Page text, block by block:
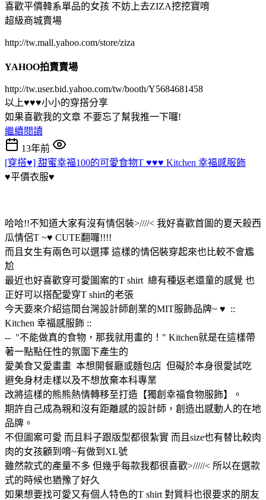
喜歡平價韓系單品的女孩 不妨上去ZIZA挖挖寶唷
超級商城賣場
http://tw.mall.yahoo.com/store/ziza
YAHOO拍賣賣場
http://tw.user.bid.yahoo.com/tw/booth/Y5684681458
以上♥♥♥小小的穿搭分享
如果喜歡我的文章 不要忘了幫我推一下囉!
繼續閱讀
13年前
[穿搭♥] 甜蜜幸福100的可愛食物T ♥♥♥ Kitchen 幸福感服飾
♥平價衣服♥
哈哈!!不知道大家有沒有情侶裝>////< 我好喜歡首圖的夏天殺西
瓜情侶T ~♥ CUTE翻囉!!!!
而且女生有兩色可以選擇 這樣的情侶裝穿起來也比較不會尷
尬
最近也好喜歡穿可愛圖案的T shirt 總有種返老還童的感覺 也
正好可以搭配愛穿T shirt的老張
今天要來介紹這間台灣設計師創業的MIT服飾品牌~ ♥ ::
Kitchen 幸福感服飾 ::
-- "不能做真的食物，那我就用畫的！" Kitchen就是在這樣帶
著一點點任性的氛圍下產生的
愛美食又愛畫畫 本想開餐廳或麵包店 但礙於本身很愛試吃
避免身材走樣以及不想放棄本科專業
改將這樣的熊熊熱情轉移至打造【獨創幸福食物服飾】。
期許自己成為親和沒有距離感的設計師，創造出感動人的在地
品牌。
不但圖案可愛 而且料子跟版型都很紮實 而且size也有替比較肉
肉的女孩顧到唷~有做到XL號
雖然款式的產量不多 但幾乎每款我都很喜歡>/////< 所以在選款
式的時候也猶豫了好久
如果想要找可愛又有個人特色的T shirt 對質料也很要求的朋友